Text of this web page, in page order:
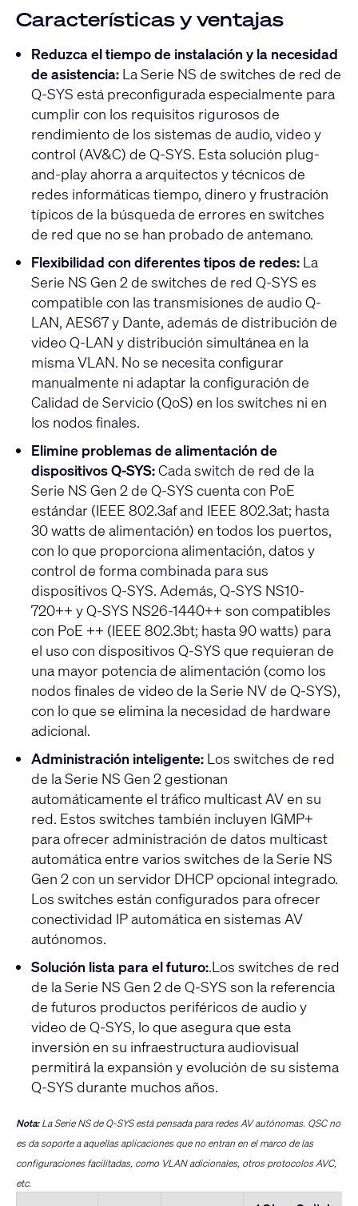
Características y ventajas
Reduzca el tiempo de instalación y la necesidad
de asistencia: La Serie NS de switches de red de
Q-SYS está preconfigurada especialmente para
cumplir con los requisitos rigurosos de
rendimiento de los sistemas de audio, video y
control (AV&C) de Q-SYS. Esta solución plug-
and-play ahorra a arquitectos y técnicos de
redes informáticas tiempo, dinero y frustración
típicos de la búsqueda de errores en switches
de red que no se han probado de antemano.
Flexibilidad con diferentes tipos de redes:La
Serie NS Gen 2 de switches de red Q-SYS es
compatible con las transmisiones de audio Q-
LAN, AES67 y Dante, además de distribución de
video Q-LAN y distribución simultánea en la
misma VLAN. No se necesita configurar
manualmente ni adaptar la configuración de
Calidad de Servicio (QoS) en los switches ni en
los nodos finales.
Elimine problemas de alimentación de
dispositivos Q-SYS:Cada switch de red de la
Serie NS Gen 2 de Q-SYS cuenta con PoE
estándar (IEEE 802.3af and IEEE 802.3at; hasta
30 watts de alimentación) en todos los puertos,
con lo que proporciona alimentación, datos y
control de forma combinada para sus
dispositivos Q-SYS. Además, Q-SYS NS10-
720++ y Q-SYS NS26-1440++ son compatibles
con PoE ++ (IEEE 802.3bt; hasta 90 watts) para
el uso con dispositivos Q-SYS que requieran de
una mayor potencia de alimentación (como los
nodos finales de video de la Serie NV de Q-SYS),
con lo que se elimina la necesidad de hardware
adicional.
Administración inteligente: Los switches de red
de la Serie NS Gen 2 gestionan
automáticamente el tráfico multicast AV en su
red. Estos switches también incluyen IGMP+
para ofrecer administración de datos multicast
automática entre varios switches de la Serie NS
Gen 2 con un servidor DHCP opcional integrado.
Los switches están configurados para ofrecer
conectividad IP automática en sistemas AV
autónomos.
Solución lista para el futuro:.Los switches de red
de la Serie NS Gen 2 de Q-SYS son la referencia
de futuros productos periféricos de audio y
video de Q-SYS, lo que asegura que esta
inversión en su infraestructura audiovisual
permitirá la expansión y evolución de su sistema
Q-SYS durante muchos años.
Nota:La Serie NS de Q-SYS está pensada para redes AV autónomas. QSC no
es da soporte a aquellas aplicaciones que no entran en el marco de las
configuraciones facilitadas, como VLAN adicionales, otros protocolos AVC,
etc.